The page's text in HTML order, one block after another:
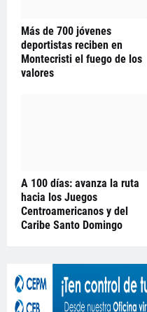
Más de 700 jóvenes
deportistas reciben en
Montecristi el fuego de los
valores
A 100 días: avanza la ruta
hacia los Juegos
Centroamericanos y del
Caribe Santo Domingo